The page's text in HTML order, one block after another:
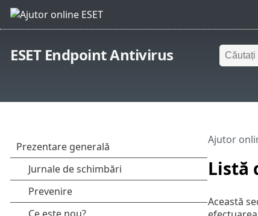
ESET Endpoint Antivirus
Listă
Ajutor
Această